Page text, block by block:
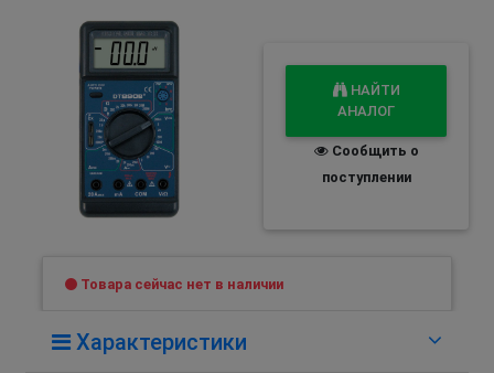
НАЙТИ
АНАЛОГ
Сообщить о
поступлении
Товара сейчас нет в наличии
Характеристики